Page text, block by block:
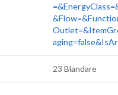
23 Blandare